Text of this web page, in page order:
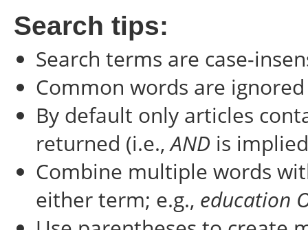
Search tips:
Search terms are case-
Common words are ignored
By default only articles
returned (i.e.,AND is
Combine multiple words
either term; e.g., education